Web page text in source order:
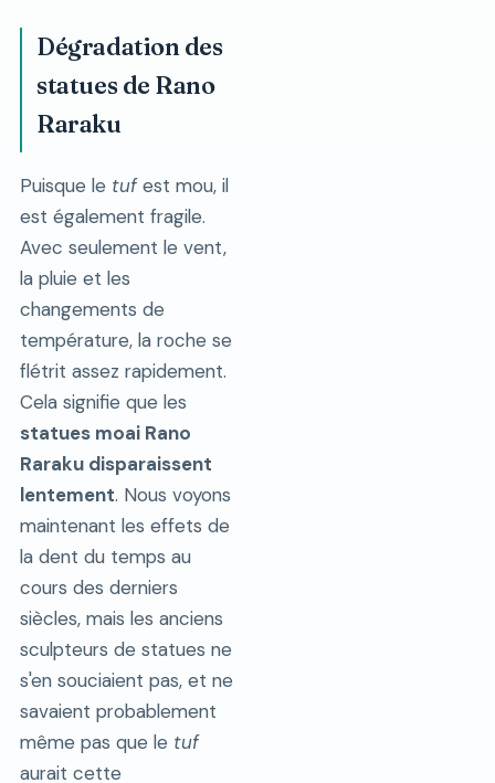
Dégradation des
statues de Rano
Raraku
Puisque le tufest mou, il
est également fragile.
Avec seulement le vent,
la pluie et les
changements de
température, la roche se
flétrit assez rapidement.
Cela signifie que les
statues moai Rano
Raraku disparaissent
lentement. Nous voyons
maintenant les effets de
la dent du temps au
cours des derniers
siècles, mais les anciens
sculpteurs de statues ne
s'en souciaient pas, et ne
savaient probablement
même pas que le tuf
aurait cette